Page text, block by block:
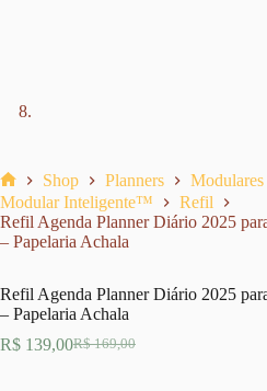
Home
Shop Planners
Modulares
Modular Inteligente™
Refil
Refil Agenda Planner Diário 2025
– Papelaria Achala
Refil Agenda Planner Diário 2025
– Papelaria Achala
R$169,00
O
R$ 139,00O